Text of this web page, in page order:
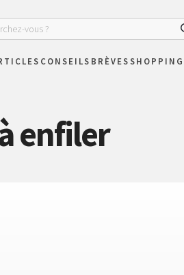
CONSEILS BRÈVESSHOPPING
enfiler